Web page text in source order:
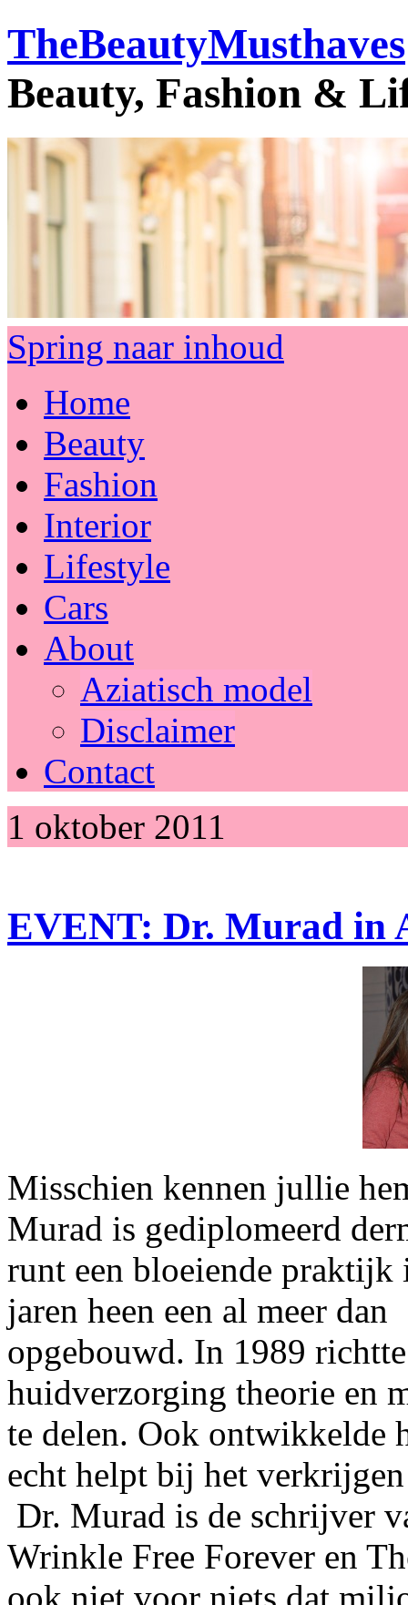
TheBeautyMusthaves
Beauty, Fashion &
Spring naar inhoud
Home
Beauty
Fashion
Interior
Lifestyle
Cars
About
Aziatisch model
Disclaimer
Contact
1 oktober 2011
EVENT: Dr. Murad in
Misschien kennen jullie
Murad is gediplomeerd
runt een bloeiende praktijk
jaren heen een al meer
opgebouwd. In 1989
huidverzorging theorie en
te delen. Ook ontwikkelde
echt helpt bij het
Dr. Murad is de schrijver
Wrinkle Free Forever en
ook niet voor niets dat